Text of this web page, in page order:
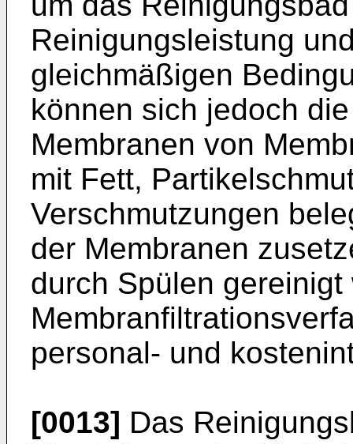
Reinigungsleistung
gleichmäßigen
können sich jedoch
Membranen von
mit Fett,
Verschmutzungen
der Membranen
durch Spülen
personal- und
[0013] Das